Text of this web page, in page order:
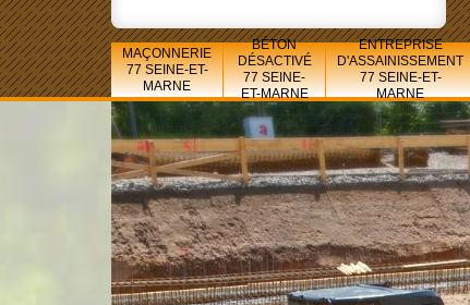
MAÇONNERIE
77 SEINE-ET-
MARNE
BÉTON
DÉSACTIVÉ
77 SEINE-
ET-MARNE
ENTREPRISE
D'ASSAINISSEMENT
77 SEINE-ET-
MARNE